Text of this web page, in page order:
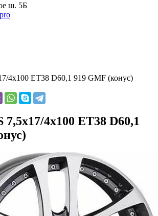
ш. 5Б
4x100 ET38 D60,1 919 GMF (конус)
7,5x17/4x100 ET38 D60,1